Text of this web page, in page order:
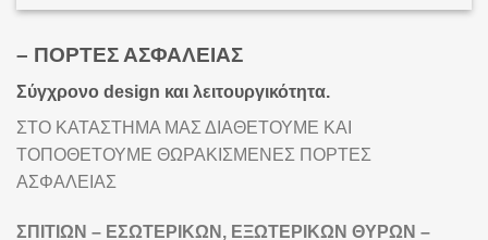
– ΠΟΡΤΕΣ ΑΣΦΑΛΕΙΑΣ
Σύγχρονο design και λειτουργικότητα.
ΣΤΟ ΚΑΤΑΣΤΗΜΑ ΜΑΣ ΔΙΑΘΕΤΟΥΜΕ ΚΑΙ
ΤΟΠΟΘΕΤΟΥΜΕ ΘΩΡΑΚΙΣΜΕΝΕΣ ΠΟΡΤΕΣ
ΑΣΦΑΛΕΙΑΣ
ΣΠΙΤΙΩΝ – ΕΣΩΤΕΡΙΚΩΝ, ΕΞΩΤΕΡΙΚΩΝ ΘΥΡΩΝ –